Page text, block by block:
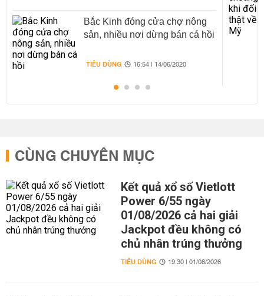
Bắc Kinh đóng cửa chợ nông
sản, nhiều nơi dừng bán cá hồi
TIÊU DÙNG 16:54 | 14/06/2020
CÙNG CHUYÊN MỤC
Kết quả xổ số Vietlott
Power 6/55 ngày
01/08/2026 cả hai giải
Jackpot đều không có
chủ nhân trúng thưởng
TIÊU DÙNG 19:30 | 01/08/2026